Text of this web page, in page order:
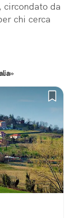
circondato da
chi cerca